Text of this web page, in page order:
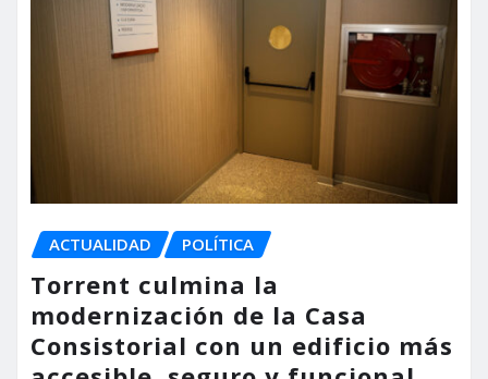
ACTUALIDAD POLÍTICA
Torrent culmina la
modernización de la Casa
Consistorial con un edificio más